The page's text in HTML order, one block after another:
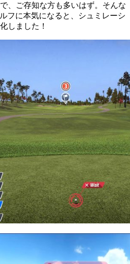
、ご存知な方も多いはず。そんな
フに本気になると、シュミレーシ
しました！